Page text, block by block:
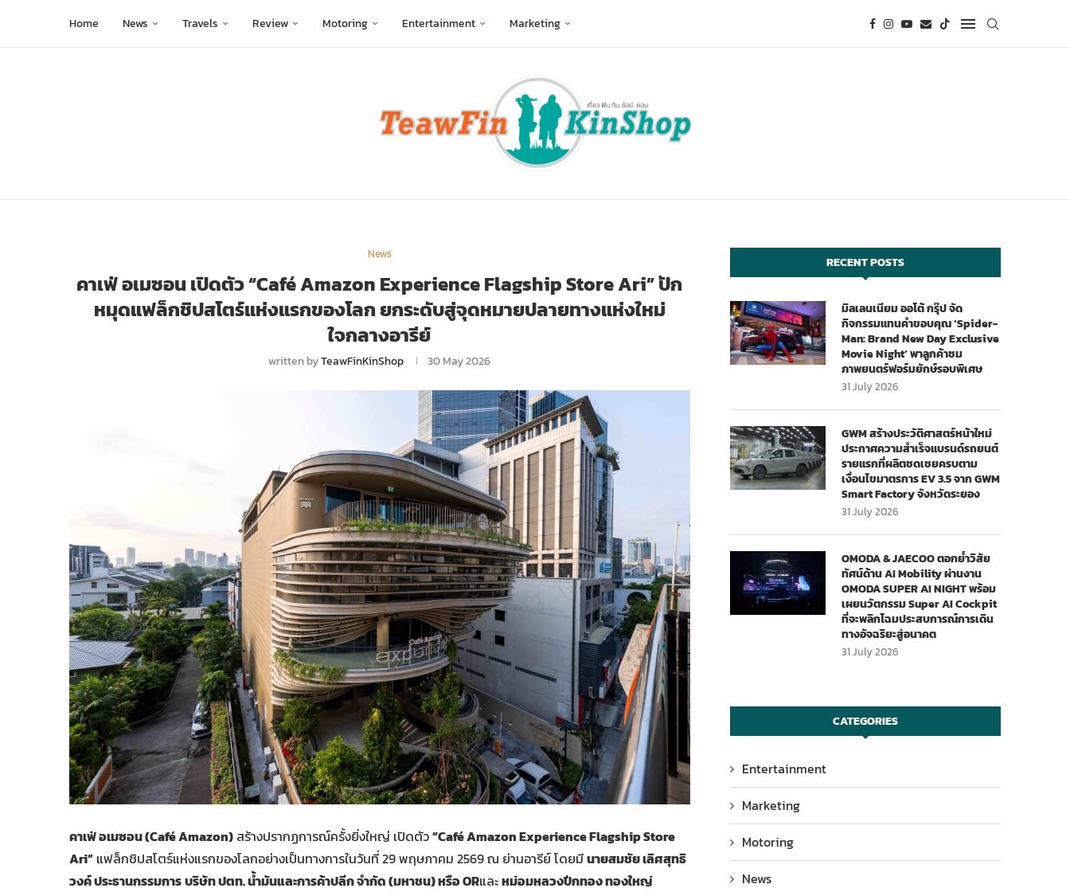
Home News Travels Review Motoring Entertainment Marketing
News
คาเฟ่ อเมซอน เปิดตัว “Café Amazon Experience Flagship Store Ari” ปัก
หมุดแฟล็กชิปสโตร์แห่งแรกของโลก ยกระดับสู่จุดหมายปลายทางแห่งใหม่
ใจกลางอารีย์
written byTeawFinKinShop 30 May 2026
คาเฟ่ อเมซอน (Café Amazon) สร้างปรากฏการณ์ครั้งยิ่งใหญ่ เปิดตัว“Café Amazon Experience Flagship Store
Ari” แฟล็กชิปสโตร์แห่งแรกของโลกอย่างเป็นทางการในวันที่ 29 พฤษภาคม 2569 ณ ย่านอารีย์ โดยมีนายสมชัย เลิศสุทธิ
วงค์ ประธานกรรมการบริษัท ปตท. น้ำมันและการค้าปลีก จำกัด (มหาชน) หรือ ORและหม่อมหลวงปีกทอง ทองใหญ่
RECENT POSTS
มิลเลนเนียม ออโต้ กรุ๊ป จัด
กิจกรรมแทนคำขอบคุณ ‘Spider-
Man: Brand New Day Exclusive
Movie Night’ พาลูกค้าชม
ภาพยนตร์ฟอร์มยักษ์รอบพิเศษ
31 July 2026
GWM สร้างประวัติศาสตร์หน้าใหม่
ประกาศความสำเร็จแบรนด์รถยนต์
รายแรกที่ผลิตชดเชยครบตาม
เงื่อนไขมาตรการ EV 3.5 จาก GWM
Smart Factory จังหวัดระยอง
31 July 2026
OMODA & JAECOO ตอกย้ำวิสัย
ทัศน์ด้าน AI Mobility ผ่านงาน
OMODA SUPER AI NIGHT พร้อม
เผยนวัตกรรม Super AI Cockpit
ที่จะพลิกโฉมประสบการณ์การเดิน
ทางอัจฉริยะสู่อนาคต
31 July 2026
CATEGORIES
Entertainment
Marketing
Motoring
News